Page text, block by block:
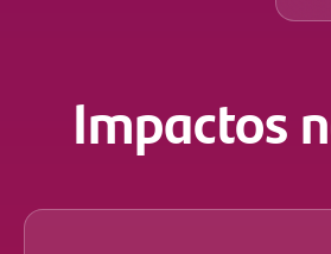
Impactos